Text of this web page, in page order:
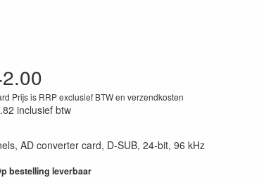
Prijs is RRP exclusief BTW en verzendkosten
inclusief btw
AD converter card, D-SUB, 24-bit, 96 kHz
bestelling leverbaar